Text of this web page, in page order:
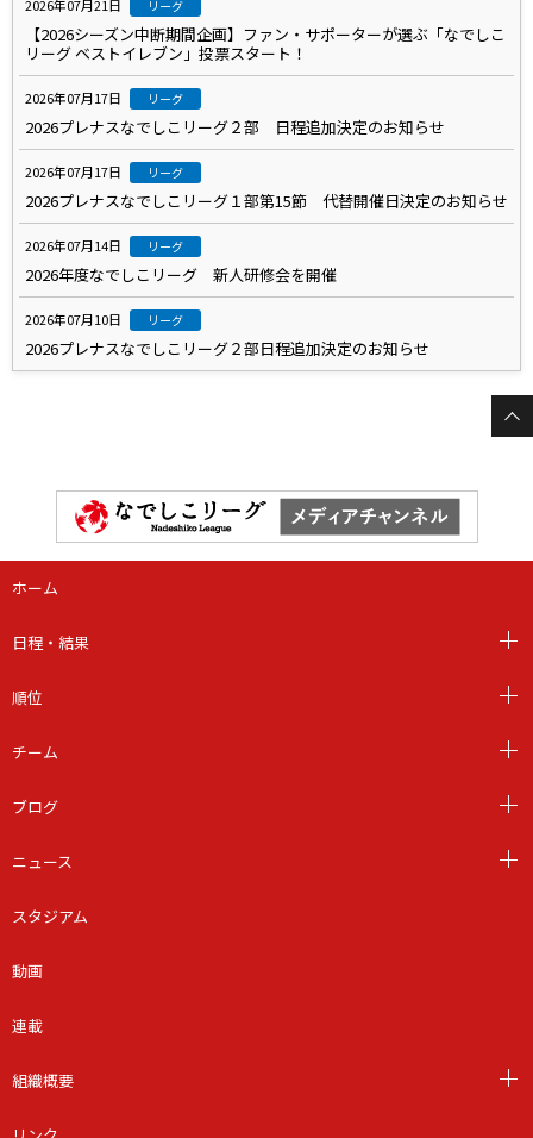
2026年07月21日 リーグ
【2026シーズン中断期間企画】ファン・サポーターが選ぶ「なでしこ
リーグ ベストイレブン」投票スタート！
2026年07月17日 リーグ
2026プレナスなでしこリーグ２部 日程追加決定のお知らせ
2026年07月17日 リーグ
2026プレナスなでしこリーグ１部第15節 代替開催日決定のお知らせ
2026年07月14日 リーグ
2026年度なでしこリーグ 新人研修会を開催
2026年07月10日 リーグ
2026プレナスなでしこリーグ２部日程追加決定のお知らせ
ホーム
日程・結果
順位
チーム
ブログ
ニュース
スタジアム
動画
連載
組織概要